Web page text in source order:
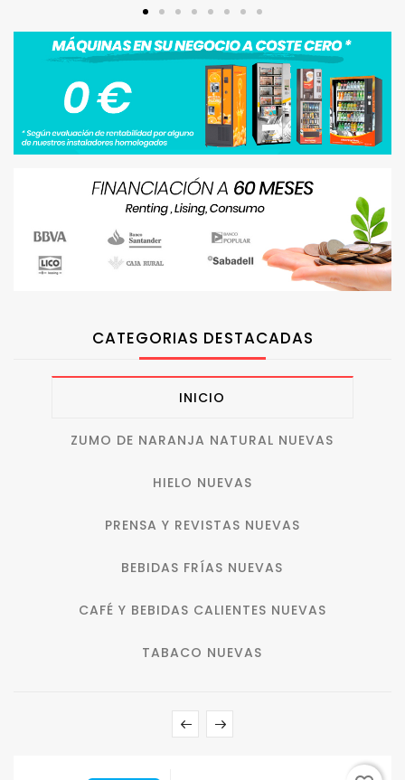
CATEGORIAS DESTACADAS
INICIO
ZUMO DE NARANJA NATURAL NUEVAS
HIELO NUEVAS
PRENSA Y REVISTAS NUEVAS
BEBIDAS FRÍAS NUEVAS
CAFÉ Y BEBIDAS CALIENTES NUEVAS
TABACO NUEVAS